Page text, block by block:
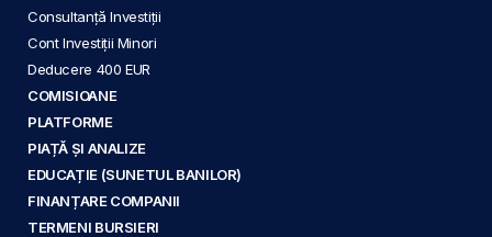
Consultanță Investiții
Cont Investiții Minori
Deducere 400 EUR
COMISIOANE
PLATFORME
PIAȚĂ ȘI ANALIZE
EDUCAȚIE (SUNETUL BANILOR)
FINANȚARE COMPANII
TERMENI BURSIERI